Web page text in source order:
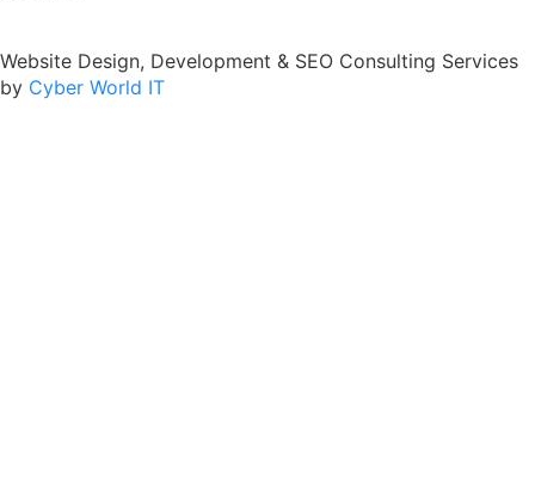
Website Design, Development & SEO Consulting Services
by Cyber World IT